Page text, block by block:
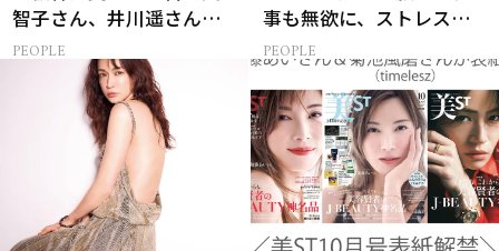
智子さん、井川遥さんと
集まる理由は…
PEOPLE
事も無欲に、ストレスを
溜めない生き方
PEOPLE